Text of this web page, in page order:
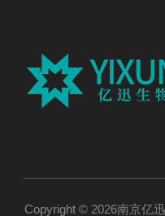
Copyright © 2026南京亿